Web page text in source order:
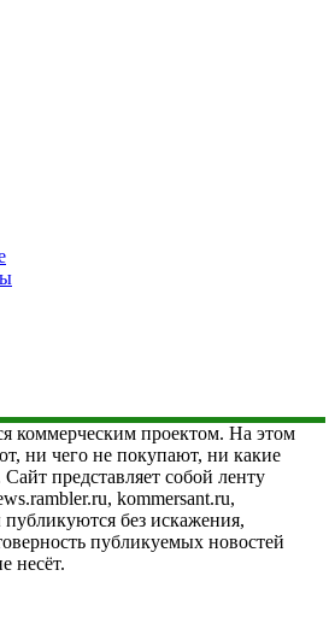
коммерческим проектом. На этом
ни чего не покупают, ни какие
представляет собой ленту
kommersant.ru,
без искажения,
публикуемых новостей
несёт.